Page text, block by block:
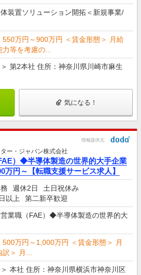
体装置ソリューション開拓＜新規事業/
550万円～900万円 ＜賃金形態＞ 月給
等を考慮の...
第2本社 住所：神奈川県川崎市麻生
気になる！
情報提供元
ー・ジャパン株式会社
）◆半導体製造の世界的大手企業
円～【転職支援サービス求人】
週休2日
土日祝休み
以上
第二新卒歓迎
営業職（FAE）◆半導体製造の世界的大
500万円～1,000万円 ＜賃金形態＞ 月
＞ 月...
本社 住所：神奈川県横浜市神奈川区